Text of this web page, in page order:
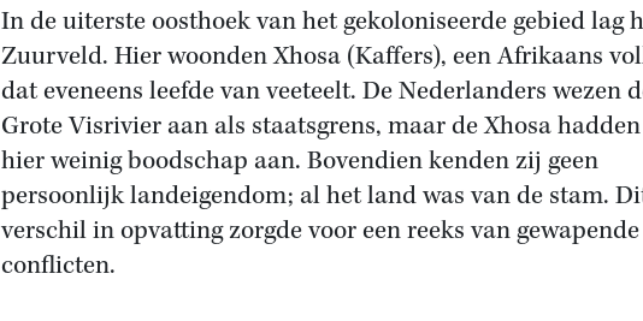
In de uiterste oosthoek van het gekoloniseerde gebied lag
Zuurveld. Hier woonden Xhosa (Kaffers), een Afrikaans
dat eveneens leefde van veeteelt. De Nederlanders wezen
Grote Visrivier aan als staatsgrens, maar de Xhosa hadden
hier weinig boodschap aan. Bovendien kenden zij geen
persoonlijk landeigendom; al het land was van de stam.
verschil in opvatting zorgde voor een reeks van gewapende
conflicten.